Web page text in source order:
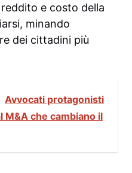
e costo della
minando
dei cittadini più
Avvocati protagonisti
M&A che cambiano il